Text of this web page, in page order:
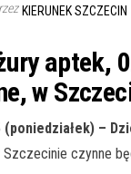
KIERUNEK SZCZECIN
aptek,
w
–
czynne